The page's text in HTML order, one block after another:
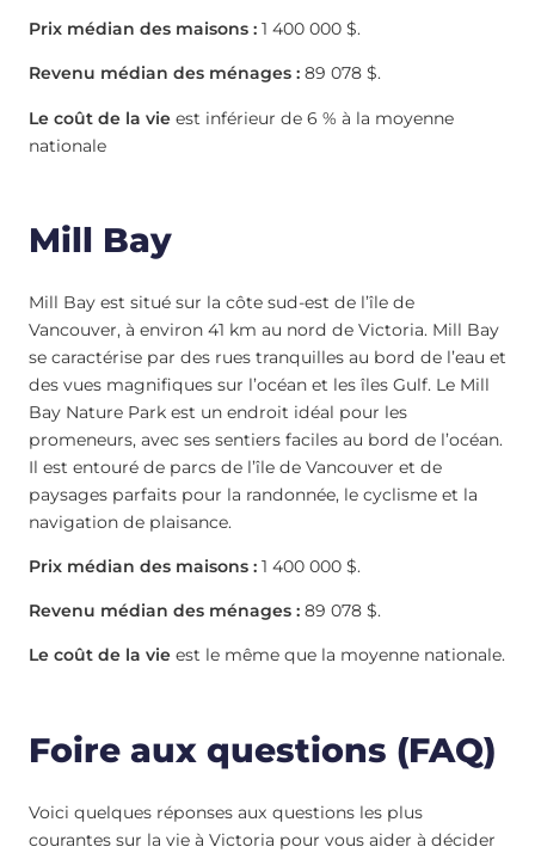
Prix médian des maisons : 1 400 000 $.
Revenu médian des ménages : 89 078 $.
Le coût de la vie est inférieur de 6 % à la moyenne
nationale
Mill Bay
Mill Bay est situé sur la côte sud-est de l’île de
Vancouver, à environ 41 km au nord de Victoria. Mill Bay
se caractérise par des rues tranquilles au bord de l’eau et
des vues magnifiques sur l’océan et les îles Gulf. Le Mill
Bay Nature Park est un endroit idéal pour les
promeneurs, avec ses sentiers faciles au bord de l’océan.
Il est entouré de parcs de l’île de Vancouver et de
paysages parfaits pour la randonnée, le cyclisme et la
navigation de plaisance.
Prix médian des maisons : 1 400 000 $.
Revenu médian des ménages : 89 078 $.
Le coût de la vie est le même que la moyenne nationale.
Foire aux questions (FAQ)
Voici quelques réponses aux questions les plus
courantes sur la vie à Victoria pour vous aider à décider